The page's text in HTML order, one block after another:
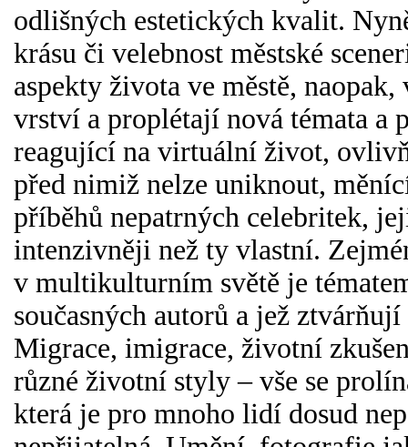
odlišných estetických kvalit.
krásu či velebnost městské
aspekty života ve městě,
vrství a proplétají nová témata a
reagující na virtuální život,
před nimiž nelze uniknout,
příběhů nepatrných celebritek,
intenzivněji než ty vlastní.
v multikulturním světě je
současných autorů a jež
Migrace, imigrace, životní
různé životní styly – vše se
která je pro mnoho lidí dosud